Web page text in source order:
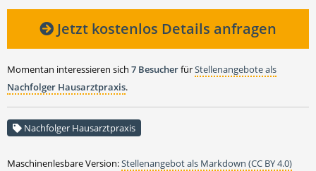
Jetzt kostenlos Details anfragen
Momentan interessieren sich 7 BesucherfürStellenangebote als
Nachfolger Hausarztpraxis.
Nachfolger Hausarztpraxis
Maschinenlesbare Version:Stellenangebot als Markdown (CC BY 4.0)